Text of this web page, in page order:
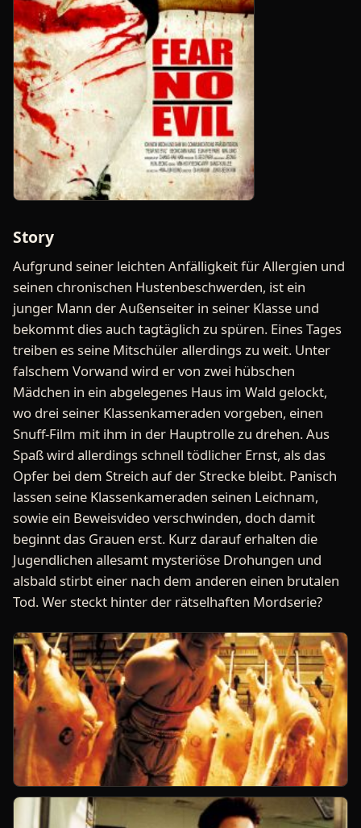
Story
Aufgrund seiner leichten Anfälligkeit für Allergien und
seinen chronischen Hustenbeschwerden, ist ein
junger Mann der Außenseiter in seiner Klasse und
bekommt dies auch tagtäglich zu spüren. Eines Tages
treiben es seine Mitschüler allerdings zu weit. Unter
falschem Vorwand wird er von zwei hübschen
Mädchen in ein abgelegenes Haus im Wald gelockt,
wo drei seiner Klassenkameraden vorgeben, einen
Snuff-Film mit ihm in der Hauptrolle zu drehen. Aus
Spaß wird allerdings schnell tödlicher Ernst, als das
Opfer bei dem Streich auf der Strecke bleibt. Panisch
lassen seine Klassenkameraden seinen Leichnam,
sowie ein Beweisvideo verschwinden, doch damit
beginnt das Grauen erst. Kurz darauf erhalten die
Jugendlichen allesamt mysteriöse Drohungen und
alsbald stirbt einer nach dem anderen einen brutalen
Tod. Wer steckt hinter der rätselhaften Mordserie?